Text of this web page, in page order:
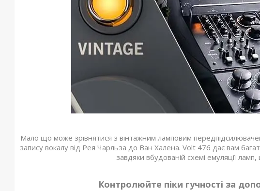
Мало що може зрівнятися з вінтажним ламповим
запису вокалу від Рея Чарльза до Ван Халена. Volt 476 дає вам
завдяки вбудованій схемі емуляції
Контролюйте піки гучності за